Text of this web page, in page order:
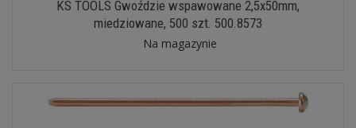
KS TOOLS Gwoździe wspawowane 2,5x50mm,
miedziowane, 500 szt. 500.8573
Na magazynie